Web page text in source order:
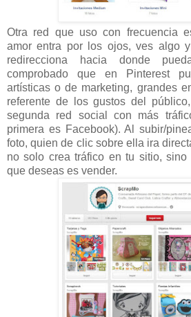
Otra red que uso con frecuencia
amor entra por los ojos, ves algo
redirecciona hacia donde
comprobado que en Pinterest
artísticas o de marketing, grandes
referente de los gustos del
segunda red social con más
primera es Facebook). Al subir/
foto, quien de clic sobre ella ira
no solo crea tráfico en tu sitio,
que deseas es vender.